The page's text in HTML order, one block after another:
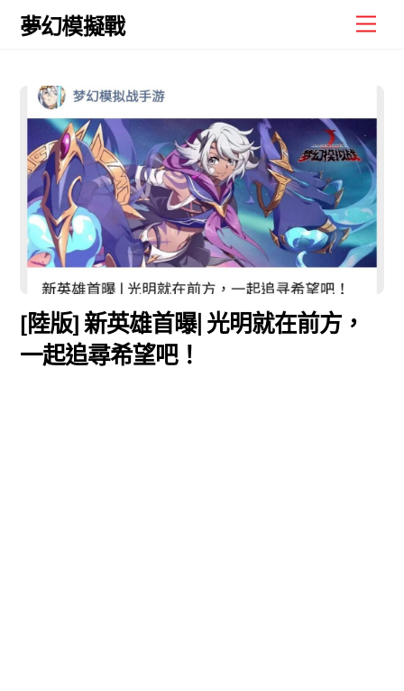
Skip
夢幻模擬戰
[陸版] 新英雄首曝| 光明就在前方，
一起追尋希望吧！